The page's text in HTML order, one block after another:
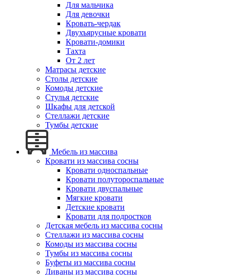
Для мальчика
Для девочки
Кровать-чердак
Двухъярусные кровати
Кровати-домики
Тахта
От 2 лет
Матрасы детские
Столы детские
Комоды детские
Стулья детские
Шкафы для детской
Стеллажи детские
Тумбы детские
Мебель из массива
Кровати из массива сосны
Кровати односпальные
Кровати полутороспальные
Кровати двуспальные
Мягкие кровати
Детские кровати
Кровати для подростков
Детская мебель из массива сосны
Стеллажи из массива сосны
Комоды из массива сосны
Тумбы из массива сосны
Буфеты из массива сосны
Диваны из массива сосны